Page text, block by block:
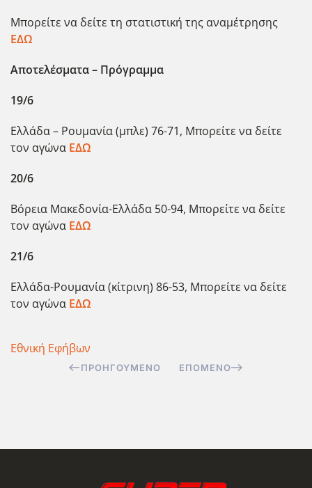
Μπορείτε να δείτε τη στατιστική της αναμέτρησης
ΕΔΩ
Αποτελέσματα – Πρόγραμμα
19/6
Ελλάδα – Ρουμανία (μπλε) 76-71, Μπορείτε να δείτε
τον αγώνα ΕΔΩ
20/6
Bόρεια Μακεδονία-Ελλάδα 50-94, Μπορείτε να δείτε
τον αγώνα ΕΔΩ
21/6
Ελλάδα-Ρουμανία (κίτρινη) 86-53, Μπορείτε να δείτε
τον αγώνα ΕΔΩ
Εθνική Εφήβων
ΠΡΟΗΓΟΎΜΕΝΟ ΕΠΌΜΕΝΟ